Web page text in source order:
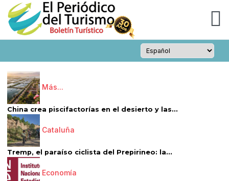
Más...
China crea piscifactorías en el desierto y las...
Cataluña
Tremp, el paraíso ciclista del Prepirineo: la...
Economía